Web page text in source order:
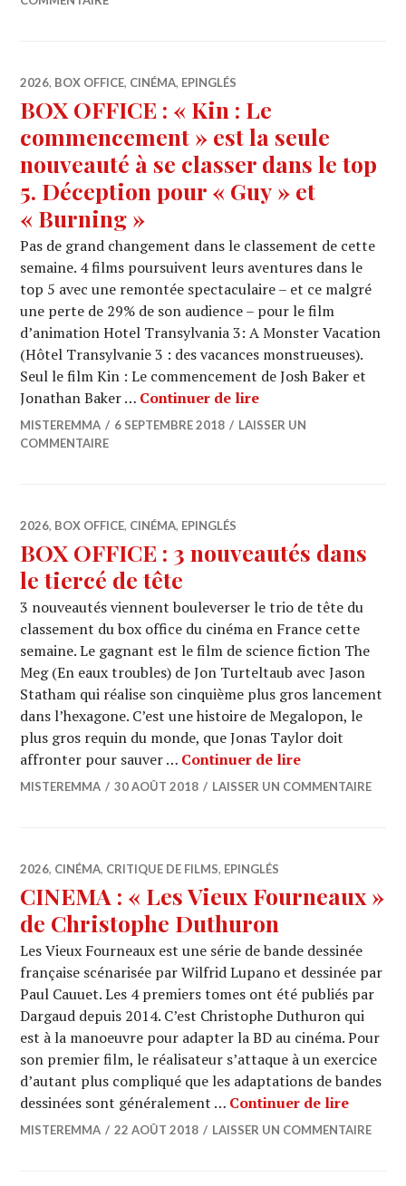
2026, BOX OFFICE, CINÉMA, EPINGLÉS
BOX OFFICE : « Kin : Le
commencement » est la seule
nouveauté à se classer dans le top
5. Déception pour « Guy » et
« Burning »
Pas de grand changement dans le classement de cette
semaine. 4 films poursuivent leurs aventures dans le
top 5 avec une remontée spectaculaire – et ce malgré
une perte de 29% de son audience – pour le film
d’animation Hotel Transylvania 3: A Monster Vacation
(Hôtel Transylvanie 3 : des vacances monstrueuses).
Seul le film Kin : Le commencement de Josh Baker et
Jonathan Baker … Continuer de lireBOX OFFICE : « Kin
MISTEREMMA 6 SEPTEMBRE 2018
LAISSER UN
COMMENTAIRE
2026, BOX OFFICE, CINÉMA, EPINGLÉS
BOX OFFICE : 3 nouveautés dans
le tiercé de tête
3 nouveautés viennent bouleverser le trio de tête du
classement du box office du cinéma en France cette
semaine. Le gagnant est le film de science fiction The
Meg (En eaux troubles) de Jon Turteltaub avec Jason
Statham qui réalise son cinquième plus gros lancement
dans l’hexagone. C’est une histoire de Megalopon, le
plus gros requin du monde, que Jonas Taylor doit
affronter pour sauver … Continuer de lireBOX OFFICE
MISTEREMMA 30 AOÛT 2018 LAISSER UN COMMENTAIRE
2026, CINÉMA, CRITIQUE DE FILMS, EPINGLÉS
CINEMA : « Les Vieux Fourneaux »
de Christophe Duthuron
Les Vieux Fourneaux est une série de bande dessinée
française scénarisée par Wilfrid Lupano et dessinée par
Paul Cauuet. Les 4 premiers tomes ont été publiés par
Dargaud depuis 2014. C’est Christophe Duthuron qui
est à la manoeuvre pour adapter la BD au cinéma. Pour
son premier film, le réalisateur s’attaque à un exercice
d’autant plus compliqué que les adaptations de bandes
dessinées sont généralement … Continuer de lire
MISTEREMMA 22 AOÛT 2018 LAISSER UN COMMENTAIRE